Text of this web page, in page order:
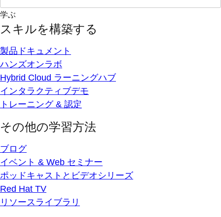
学ぶ
スキルを構築する
製品ドキュメント
ハンズオンラボ
Hybrid Cloud ラーニングハブ
インタラクティブデモ
トレーニング & 認定
その他の学習方法
ブログ
イベント & Web セミナー
ポッドキャストとビデオシリーズ
Red Hat TV
リソースライブラリ